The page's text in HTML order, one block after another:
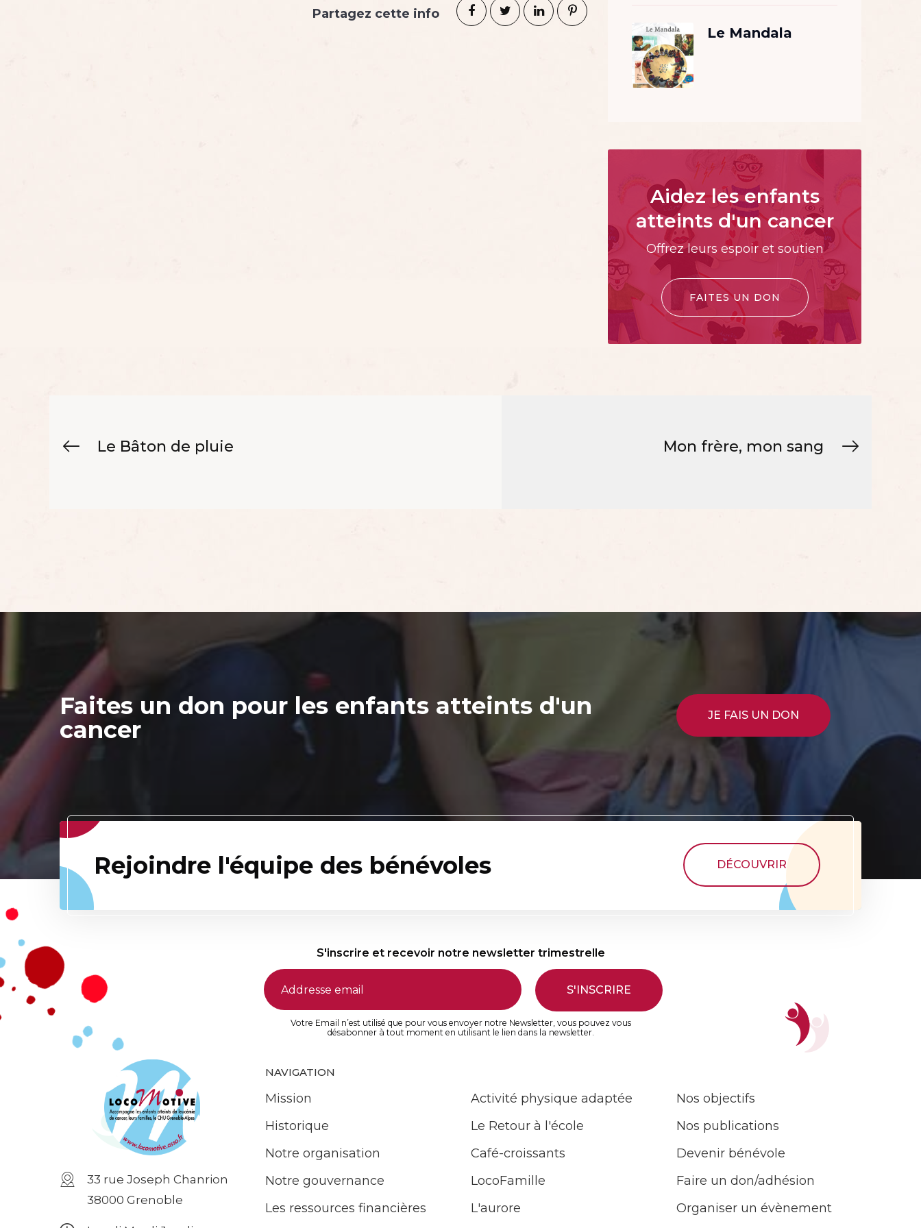
Partagez cette info
Le Mandala
Aidez les enfants
atteints d'un cancer
Offrez leurs espoir et soutien
FAITES UN DON
Le Bâton de pluie Mon frère, mon sang
Faites un don pour les enfants atteints d'un
cancer
JE FAIS UN DON
Rejoindre l'équipe des bénévoles DÉCOUVRIR
S'inscrire et recevoir notre newsletter trimestrelle
S'INSCRIRE
Votre Email n’est utilisé que pour vous envoyer notre Newsletter, vous pouvez vous
désabonner à tout moment en utilisant le lien dans la newsletter.
33 rue Joseph Chanrion
38000 Grenoble
NAVIGATION
Mission
Historique
Notre organisation
Notre gouvernance
Les ressources financières
Activité physique adaptée
Le Retour à l'école
Café-croissants
LocoFamille
L'aurore
Nos objectifs
Nos publications
Devenir bénévole
Faire un don/adhésion
Organiser un évènement